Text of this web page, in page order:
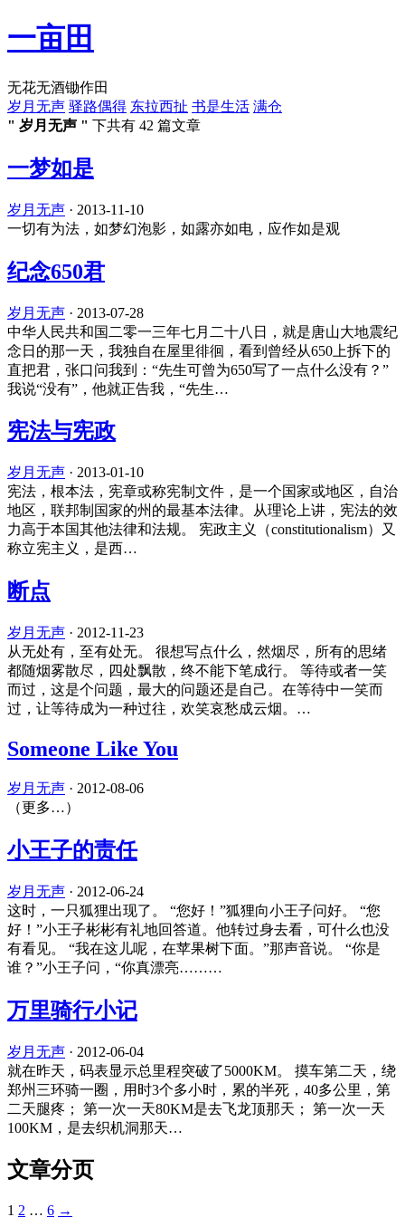
一亩田
无花无酒锄作田
岁月无声 驿路偶得 东拉西扯 书是生活 满仓
" 岁月无声 " 下共有 42 篇文章
一梦如是
岁月无声 · 2013-11-10
一切有为法，如梦幻泡影，如露亦如电，应作如是观
纪念650君
岁月无声 · 2013-07-28
中华人民共和国二零一三年七月二十八日，就是唐山大地震纪
念日的那一天，我独自在屋里徘徊，看到曾经从650上拆下的
直把君，张口问我到：“先生可曾为650写了一点什么没有？”
我说“没有”，他就正告我，“先生…
宪法与宪政
岁月无声 · 2013-01-10
宪法，根本法，宪章或称宪制文件，是一个国家或地区，自治
地区，联邦制国家的州的最基本法律。从理论上讲，宪法的效
力高于本国其他法律和法规。 宪政主义（constitutionalism）又
称立宪主义，是西…
断点
岁月无声 · 2012-11-23
从无处有，至有处无。 很想写点什么，然烟尽，所有的思绪
都随烟雾散尽，四处飘散，终不能下笔成行。 等待或者一笑
而过，这是个问题，最大的问题还是自己。在等待中一笑而
过，让等待成为一种过往，欢笑哀愁成云烟。…
Someone Like You
岁月无声 · 2012-08-06
（更多…）
小王子的责任
岁月无声 · 2012-06-24
这时，一只狐狸出现了。 “您好！”狐狸向小王子问好。 “您
好！”小王子彬彬有礼地回答道。他转过身去看，可什么也没
有看见。 “我在这儿呢，在苹果树下面。”那声音说。 “你是
谁？”小王子问，“你真漂亮………
万里骑行小记
岁月无声 · 2012-06-04
就在昨天，码表显示总里程突破了5000KM。 摸车第二天，绕
郑州三环骑一圈，用时3个多小时，累的半死，40多公里，第
二天腿疼； 第一次一天80KM是去飞龙顶那天； 第一次一天
100KM，是去织机洞那天…
文章分页
1 2 … 6 →